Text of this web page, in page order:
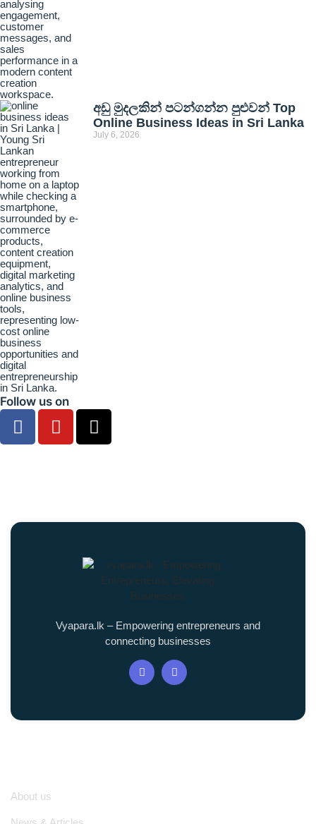
අඩු මුදලකින් පටන්ගන්න පුළුවන් Top
Online Business Ideas in Sri Lanka
July 6, 2026
Follow us on
Vyapara.lk – Empowering entrepreneurs and
connecting businesses
About us